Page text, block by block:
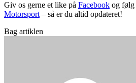
Giv os gerne et like på Facebook og følg
Motorsport – så er du altid opdateret!
Bag artiklen